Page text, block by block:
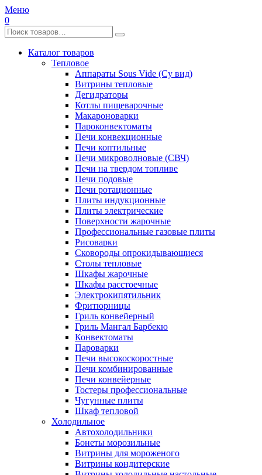
Меню
0
Каталог товаров
Тепловое
Аппараты Sous Vide (Су вид)
Витрины тепловые
Дегидраторы
Котлы пищеварочные
Макароноварки
Пароконвектоматы
Печи конвекционные
Печи коптильные
Печи микроволновые (СВЧ)
Печи на твердом топливе
Печи подовые
Печи ротационные
Плиты индукционные
Плиты электрические
Поверхности жарочные
Профессиональные газовые плиты
Рисоварки
Сковороды опрокидывающиеся
Столы тепловые
Шкафы жарочные
Шкафы расстоечные
Электрокипятильник
Фритюрницы
Гриль конвейерный
Гриль Мангал Барбекю
Конвектоматы
Пароварки
Печи высокоскоростные
Печи комбинированные
Печи конвейерные
Тостеры профессиональные
Чугунные плиты
Шкаф тепловой
Холодильное
Автохолодильники
Бонеты морозильные
Витрины для мороженого
Витрины кондитерские